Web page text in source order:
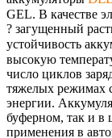
GEL. В качестве
? загущенный
устойчивость
высокую
число циклов
тяжелых режимах
энергии.
буферном, так и в
применения в